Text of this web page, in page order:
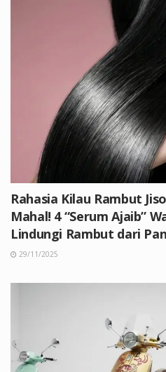
Rahasia Kilau Rambut
Mahal! 4 “Serum Ajaib”
Lindungi Rambut dari
29/11/2025